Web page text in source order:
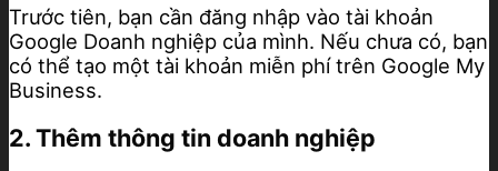
Trước tiên, bạn cần đăng nhập vào tài khoản
Google Doanh nghiệp của mình. Nếu chưa có, bạn
có thể tạo một tài khoản miễn phí trên Google My
Business.
2. Thêm thông tin doanh nghiệp